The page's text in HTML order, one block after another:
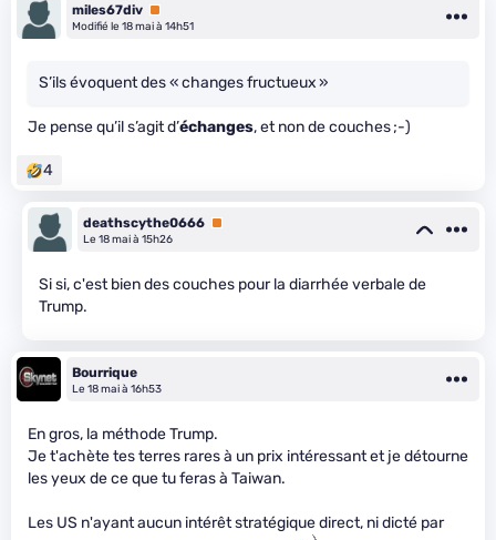
miles67div Premium
Modifié le 18 mai à 14h51
S’ils évoquent des « changes fructueux »
Je pense qu’il s’agit d’échanges, et non de couches ;-)
4
deathscythe0666 Premium
Le 18 mai à 15h26
Si si, c'est bien des couches pour la diarrhée verbale de
Trump.
Bourrique
Le 18 mai à 16h53
En gros, la méthode Trump.
Je t'achète tes terres rares à un prix intéressant et je détourne
les yeux de ce que tu feras à Taiwan.
Les US n'ayant aucun intérêt stratégique direct, ni dicté par